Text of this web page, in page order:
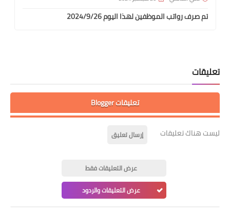
تم صرف رواتب الموظفين لهذا اليوم 2024/9/26
تعليقات
تعليقات Blogger
ليست هناك تعليقات إرسال تعليق
عرض التعليقات فقط
عرض التعليقات والردود